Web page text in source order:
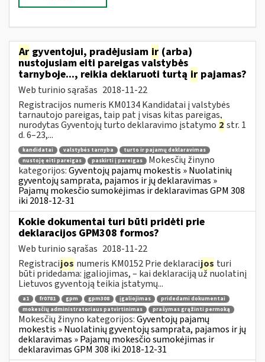
Ar gyventojui, pradėjusiam ir (arba)
nustojusiam eiti pareigas valstybės
tarnyboje..., reikia deklaruoti turtą ir pajamas?
Web turinio sąrašas 2018-11-22
Registracijos numeris KM0134 Kandidatai į valstybės
tarnautojo pareigas, taip pat į visas kitas pareigas,
nurodytas Gyventojų turto deklaravimo įstatymo 2 str. 1
d. 6–23,...
kandidatai valstybės tarnyba
turto ir pajamų deklaravimas
nustoję eiti pareigas
paskirti į pareigas
Mokesčių žinyno
kategorijos:Gyventojų pajamų mokestis » Nuolatinių
gyventojų samprata, pajamos ir jų deklaravimas »
Pajamų mokesčio sumokėjimas ir deklaravimas GPM 308
iki 2018-12-31
Kokie dokumentai turi būti pridėti prie
deklaracijos GPM308 formos?
Web turinio sąrašas 2018-11-22
Registracijos numeris KM0152 Prie deklaracijos turi
būti pridedama: įgaliojimas, – kai deklaraciją už nuolatinį
Lietuvos gyventoją teikia įstatymų...
a1 fr0781 gpm gpm308 įgaliojimas
pridedami dokumentai
mokesčių administratoriaus patvirtinimas
prašymas grąžinti permoką
Mokesčių žinyno kategorijos:Gyventojų pajamų
mokestis » Nuolatinių gyventojų samprata, pajamos ir jų
deklaravimas » Pajamų mokesčio sumokėjimas ir
deklaravimas GPM 308 iki 2018-12-31